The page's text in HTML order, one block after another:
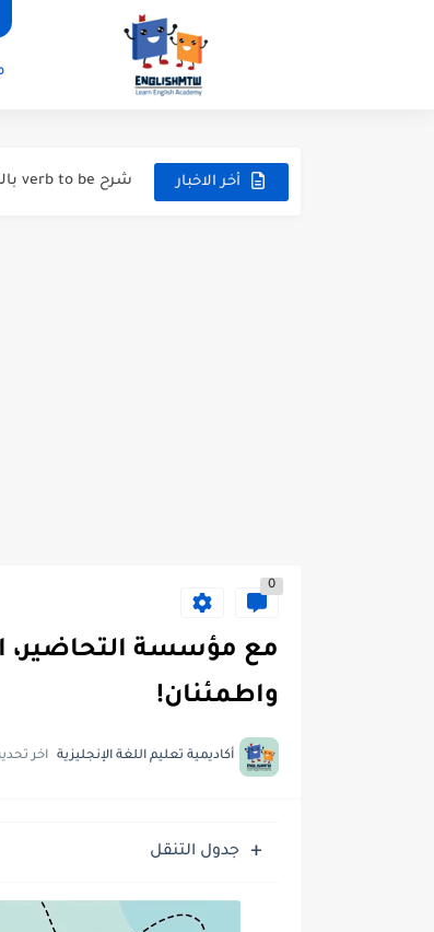
أخر الاخبار
0
مع مؤسسة التحاضير،
واطمئنان!
أكاديمية تعليم اللغة الإنجليزية اخر
جدول التنقل